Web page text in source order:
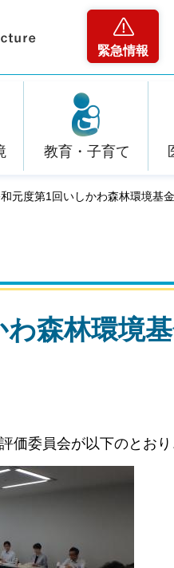
緊急情報
教育・子育て
元度第1回いしかわ森林環境基
森林環境
価委員会が以下のとおり